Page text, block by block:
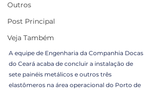
Outros
Post Principal
Veja Também
A equipe de Engenharia da Companhia Docas
do Ceará acaba de concluir a instalação de
sete painéis metálicos e outros três
elastômeros na área operacional do Porto de